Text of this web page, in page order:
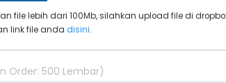
file lebih dari 100Mb, silahkan upload file di
link file anda disini.
Order: 500 Lembar)